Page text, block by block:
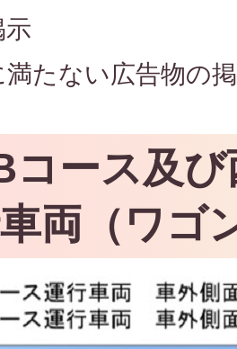
示
たない広告物の
コース及
両（ワゴ